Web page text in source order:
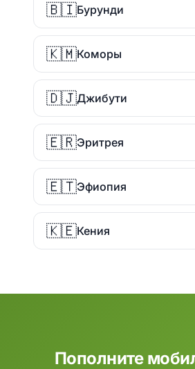
🇧🇮Бурунди
🇰🇲Коморы
🇩🇯Джибути
🇪🇷Эритрея
🇪🇹Эфиопия
🇰🇪Кения
Пополните